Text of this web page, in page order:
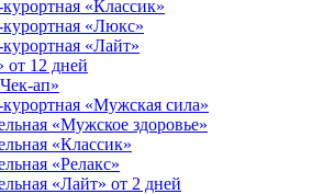
«Классик»
«Люкс»
«Лайт»
12 дней
ап»
«Мужская сила»
«Мужское здоровье»
«Классик»
«Релакс»
«Лайт» от 2 дней